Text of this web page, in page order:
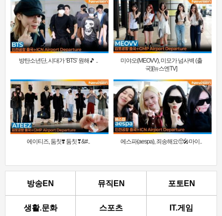
방탄소년단, 시대가 ‘BTS’ 원해🎵 ..
미야오(MEOVV), 미모가 넘사벽 (출
국)[뉴스엔TV]
에이티즈, 둠칫❣️ 둠칫❣&#.. 에스파(aespa), 죄송해요🥺🎤마이..
방송EN 뮤직EN 포토EN
생활.문화 스포츠 IT.게임